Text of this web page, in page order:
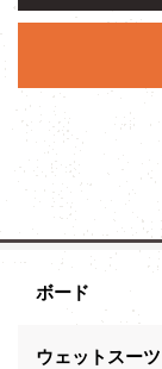
ボード
ウェットスーツ